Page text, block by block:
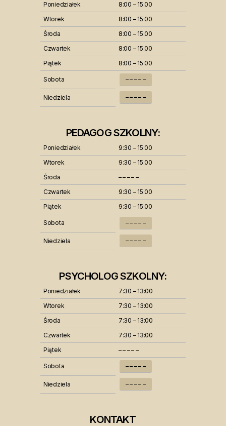
Poniedziałek
8:00 – 15:00
Wtorek
8:00 – 15:00
Środa
8:00 – 15:00
Czwartek
8:00 – 15:00
Piątek
8:00 – 15:00
Sobota – – – – –
Niedziela – – – – –
PEDAGOG SZKOLNY:
Poniedziałek
9:30 – 15:00
Wtorek
9:30 – 15:00
Środa
– – – – –
Czwartek
9:30 – 15:00
Piątek
9:30 – 15:00
Sobota – – – – –
Niedziela – – – – –
PSYCHOLOG SZKOLNY:
Poniedziałek
7:30 – 13:00
Wtorek
7:30 – 13:00
Środa
7:30 – 13:00
Czwartek
7:30 – 13:00
Piątek
– – – – –
Sobota – – – – –
Niedziela – – – – –
KONTAKT